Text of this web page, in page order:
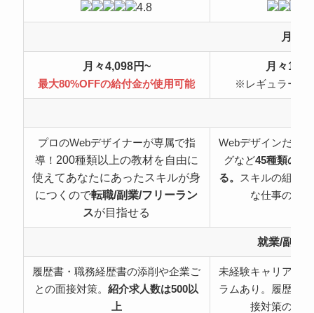
4.8
月額
月々4,098円~
最大80%OFFの給付金が使用可能
月々
※レギュラープ
プロのWebデザイナーが専属で指
導！ 200種類以上の教材を自由に
使えてあなたにあったスキルが身
につくので転職/副業/フリーラン
スが目指せる
Webデザインだけ
グなど45種類の職
る。 スキルの組み
な仕事の可
就業/副業
履歴書・職務経歴書の添削や企業ご
との面接対策。紹介求人数は500以
上
未経験キャリアチ
ラムあり。履歴書
接対策のサ